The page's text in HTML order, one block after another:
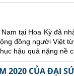
tại Hoa Kỳ đã
đồng người Việt
hậu quả nặng nề
2020 CỦA ĐẠI